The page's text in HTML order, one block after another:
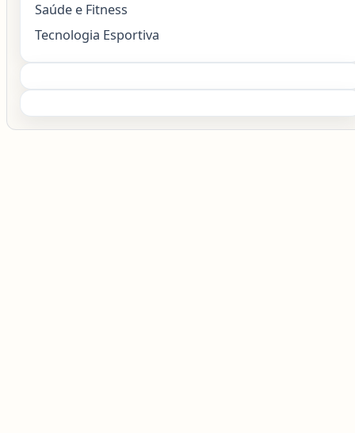
Saúde e Fitness
Tecnologia Esportiva